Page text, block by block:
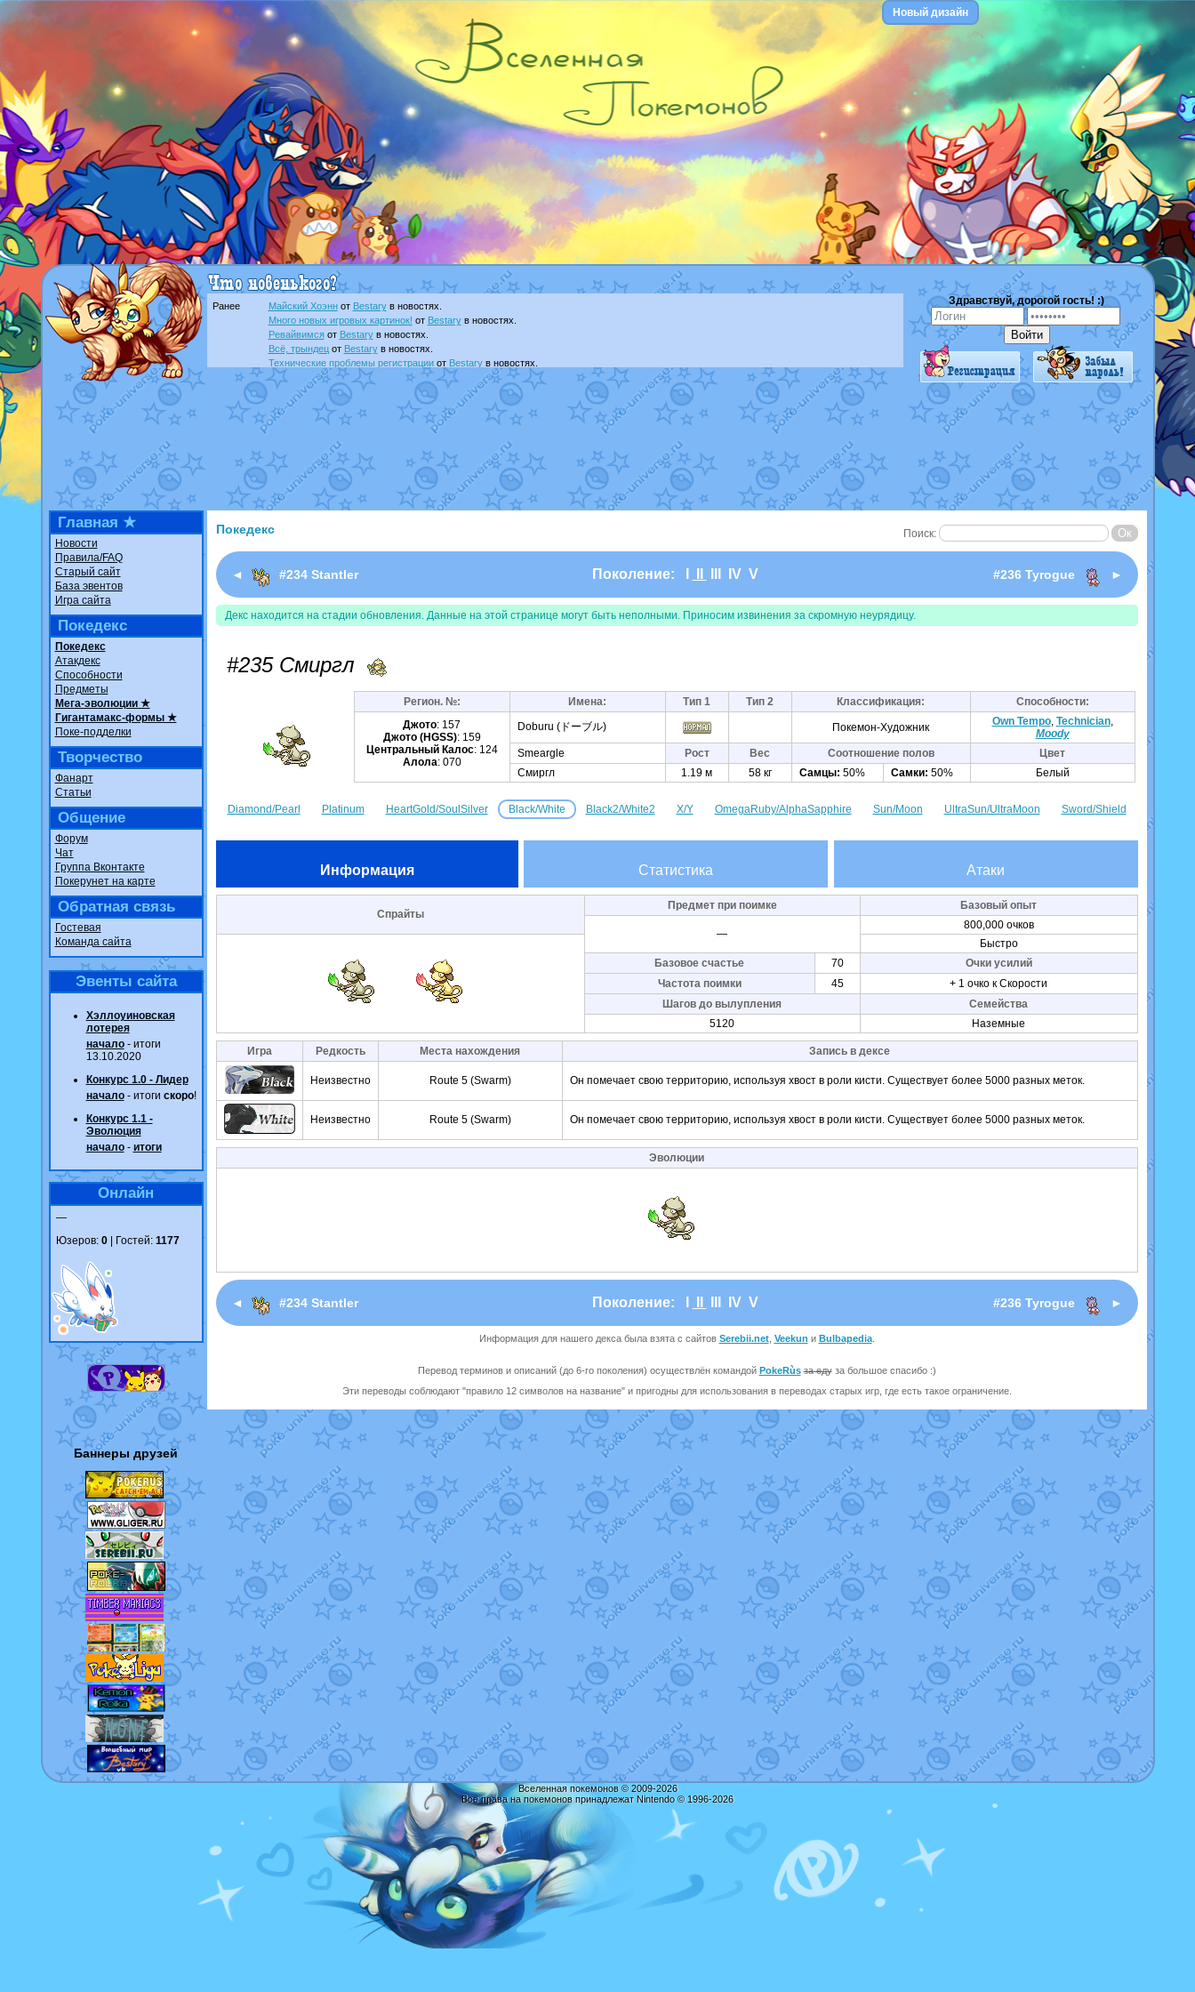
Новый дизайн
Ранее Майский Хоэннот Bestaryв новостях.
Много новых игровых картинок! от Bestaryв новостях.
Ревайвимсяот Bestaryв новостях.
Всё, трындецот Bestaryв новостях.
Технические проблемы регистрацииот Bestaryв новостях.
доброе утро славянеот Dakkuв фанарте.
Йолда и МимикьюотMavisNyanCat
в фанарте.
Недовольный котомангуст
отRandomon
в фанарте.
The Dark Wishmakerот Randomon
в фанарте.
в фанарте.
ilovearceus
Raging Boltот GraceDaFox
в фанарте.
Shadow mismagiusот
в фанарте.
художник
отvicavica в фанарте.
Здравствуй, дорогой гость! :)
Главная ★
Новости
Правила/FAQ
Старый сайт
База эвентов
Игра сайта
Покедекс
Покедекс
Атакдекс
Способности
Предметы
Мега-эволюции ★
Гигантамакс-формы ★
Поке-подделки
Творчество
Фанарт
Статьи
Общение
Форум
Чат
Группа Вконтакте
Покерунет на карте
Обратная связь
Гостевая
Команда сайта
Эвенты сайта
Хэллоуиновская
лотерея
начало- итоги
13.10.2020
Конкурс 1.0 - Лидер
начало- итоги скоро!
Конкурс 1.1 -
Эволюция
начало- итоги
Онлайн
—
Юзеров: 0| Гостей: 1177
Баннеры друзей
Поиск:
Покедекс
◄ #234 Stantler Поколение: IV V #236 Tyrogue ►
Декс находится на стадии обновления. Данные на этой странице могут быть неполными. Приносим извинения за скромную неурядицу.
#235 Смиргл
Регион. №: Имена: Тип 1 Тип 2 Классификация:
Способности:
Джото: 157
Джото (HGSS): 159
Центральный Калос: 124
Алола: 070
Doburu (ドーブル) Покемон-Художник Own Tempo, Technician,
Moody
Smeargle
Рост Вес Соотношение полов
Цвет
Смиргл
1.19 м 58 кг Самцы: 50% Самки: 50% Белый
Diamond/Pearl Platinum HeartGold/SoulSilver Black/White Black2/White2 X/Y OmegaRuby/AlphaSapphire Sun/Moon UltraSun/UltraMoon Sword/Shield
Информация Статистика Атаки
Спрайты
Предмет при поимке Базовый опыт
—
800,000 очков
Быстро
Базовое счастье
70
Очки усилий
Частота поимки
45
+ 1 очко к Скорости
Шагов до вылупления
Семейства
5120
Наземные
Игра Редкость Места нахождения Запись в дексе
Неизвестно Route 5 (Swarm) Он помечает свою территорию, используя хвост в роли кисти. Существует более 5000 разных меток.
Неизвестно Route 5 (Swarm) Он помечает свою территорию, используя хвост в роли кисти. Существует более 5000 разных меток.
Эволюции
◄ #234 Stantler Поколение: IV V #236 Tyrogue ►
Информация для нашего декса была взята с сайтов Serebii.net, Veekun и Bulbapedia.
Перевод терминов и описаний (до 6-го поколения) осуществлён командой PokeRùs за едуза большое спасибо :)
Эти переводы соблюдают "правило 12 символов на название" и пригодны для использования в переводах старых игр, где есть такое ограничение.
Вселенная покемонов © 2009-2026
Все права на покемонов принадлежат Nintendo © 1996-2026